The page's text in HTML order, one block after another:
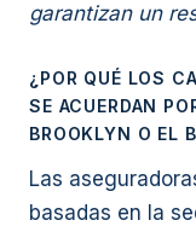
garantizan un
¿POR QUÉ LOS
SE ACUERDAN
BROOKLYN O EL
Las
basadas en la